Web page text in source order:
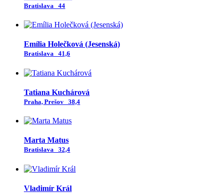
Bratislava 44
Emília Holečková (Jesenská)
Bratislava 41,6
Tatiana Kuchárová
Praha, Prešov 38,4
Marta Matus
Bratislava 32,4
Vladimír Král